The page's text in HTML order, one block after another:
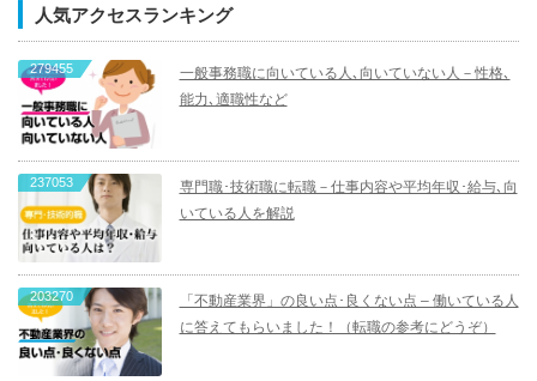
人気アクセスランキング
279455
一般事務職に向いている人､向いていない人－性格､
能力､適職性など
237053
専門職･技術職に転職－仕事内容や平均年収･給与､向
いている人を解説
203270
「不動産業界」の良い点･良くない点 – 働いている人
に答えてもらいました！（転職の参考にどうぞ）